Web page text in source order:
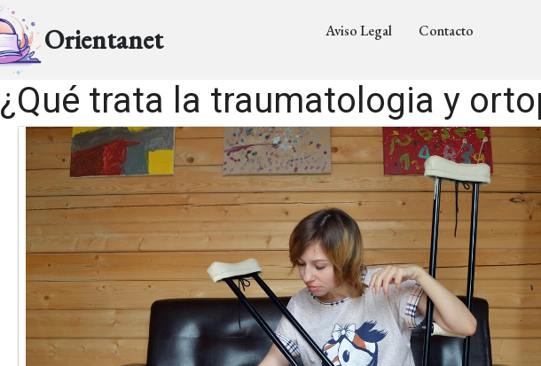
Orientanet Aviso Legal Contacto
¿Qué trata la traumatologia y